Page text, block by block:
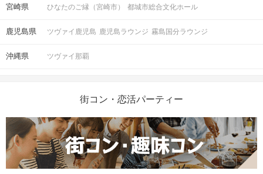
っては男女差が変動する場合がござい
持ち物
清潔感のある服装でお越しください。
◯お人数３対３未満時は中止させてい
ただきます。
◯受付時にIBJ Matching 公式アプリの
宮崎県 ひなたのご縁（宮崎市） 都城市総合文化ホール
鹿児島県 ツヴァイ鹿児島 鹿児島ラウンジ 霧島国分ラウンジ
沖縄県 ツヴァイ那覇
街コン・恋活パーティー